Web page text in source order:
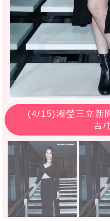
(4/15)湘瑩三立新
吉/